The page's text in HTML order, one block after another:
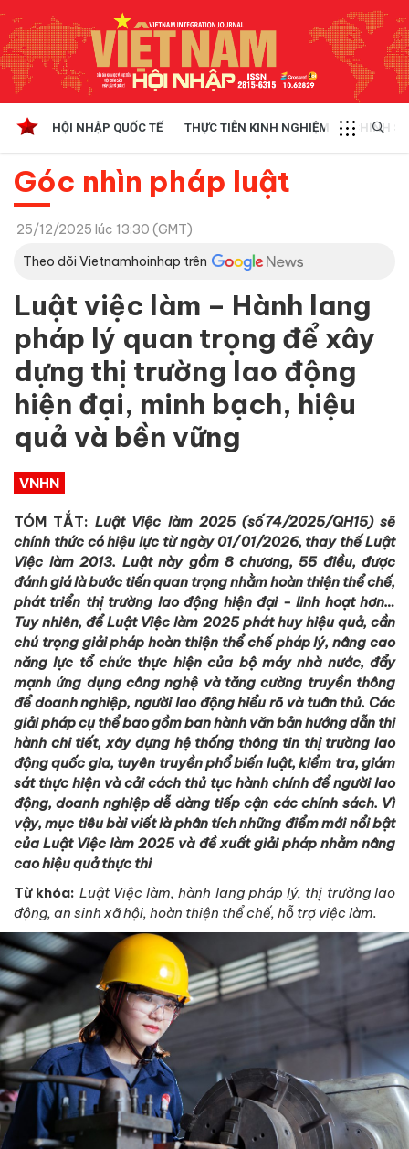
HỘI NHẬP QUỐC TẾ THỰC TIỄN KINH NGHIỆM CHÍNH
Góc nhìn pháp luật
25/12/2025 lúc 13:30 (GMT)
Theo dõi Vietnamhoinhap trên
Luật việc làm – Hành lang
pháp lý quan trọng để xây
dựng thị trường lao động
hiện đại, minh bạch, hiệu
quả và bền vững
VNHN
TÓM TẮT:Luật Việc làm 2025 (số 74/2025/QH15) sẽ
chính thức có hiệu lực từ ngày 01/ 01/2026, thay thế Luật
Việc làm 2013. Luật này gồm 8 chương, 55 điều, được
đánh giá là bước tiến quan trọng nhằm hoàn thiện thể chế,
phát triển thị trường lao động hiện đại - linh hoạt hơn…
Tuy nhiên, để Luật Việc làm 2025 phát huy hiệu quả, cần
chú trọng giải pháp hoàn thiện thể chế pháp lý, nâng cao
năng lực tổ chức thực hiện của bộ máy nhà nước, đẩy
mạnh ứng dụng công nghệ và tăng cường truyền thông
để doanh nghiệp, người lao động hiểu rõ và tuân thủ. Các
giải pháp cụ thể bao gồm ban hành văn bản hướng dẫn thi
hành chi tiết, xây dựng hệ thống thông tin thị trường lao
động quốc gia, tuyên truyền phổ biến luật, kiểm tra, giám
sát thực hiện và cải cách thủ tục hành chính để người lao
động, doanh nghiệp dễ dàng tiếp cận các chính sách. Vì
vậy, mục tiêu bài viết là phân tích những điểm mới nổi bật
của Luật Việc làm 2025 và đề xuất giải pháp nhằm nâng
cao hiệu quả thực thi
Từ khóa: Luật Việc làm, hành lang pháp lý, thị trường lao
động, an sinh xã hội, hoàn thiện thể chế, hỗ trợ việc làm.